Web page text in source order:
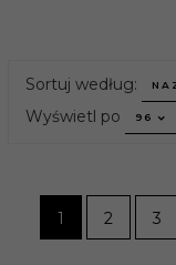
Sortuj według: sort
Wyświetl po pop
96
1 2 3